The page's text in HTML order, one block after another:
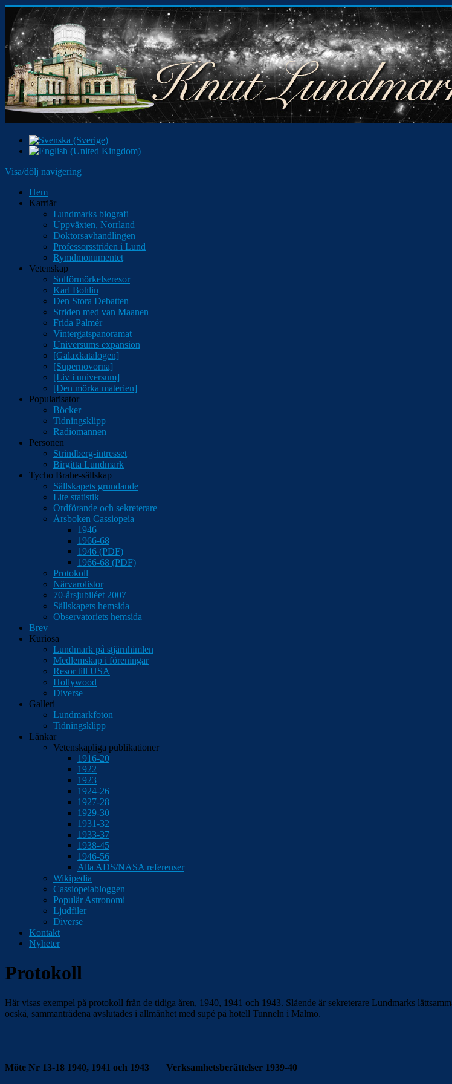
Visa/dölj navigering
Hem
Karriär
Lundmarks biografi
Uppväxten, Norrland
Doktorsavhandlingen
Professorsstriden i Lund
Rymdmonumentet
Vetenskap
Solförmörkelseresor
Karl Bohlin
Den Stora Debatten
Striden med van Maanen
Frida Palmér
Vintergatspanoramat
Universums expansion
[Galaxkatalogen]
[Supernovorna]
[Liv i universum]
[Den mörka materien]
Popularisator
Böcker
Tidningsklipp
Radiomannen
Personen
Strindberg-intresset
Birgitta Lundmark
Tycho Brahe-sällskap
Sällskapets grundande
Lite statistik
Ordförande och sekreterare
Årsboken Cassiopeia
1946
1966-68
1946 (PDF)
1966-68 (PDF)
Protokoll
Närvarolistor
70-årsjubiléet 2007
Sällskapets hemsida
Observatoriets hemsida
Brev
Kuriosa
Lundmark på stjärnhimlen
Medlemskap i föreningar
Resor till USA
Hollywood
Diverse
Galleri
Lundmarkfoton
Tidningsklipp
Länkar
Vetenskapliga publikationer
1916-20
1922
1923
1924-26
1927-28
1929-30
1931-32
1933-37
1938-45
1946-56
Alla ADS/NASA referenser
Wikipedia
Cassiopeiabloggen
Populär Astronomi
Ljudfiler
Diverse
Kontakt
Nyheter
Protokoll
Här visas exempel på protokoll från de tidiga åren, 1940, 1941 och 1943. Slående är sekreterare Lundmarks
ocskå, sammanträdena avslutades i allmänhet med supé på hotell Tunneln i Malmö.
Möte Nr 13-18 1940, 1941 och 1943 Verksamhetsberättelser 1939-40